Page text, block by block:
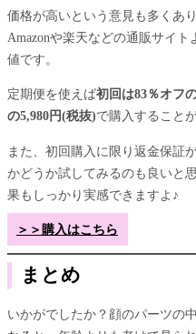
価格が高いという意見も多くあ
Amazonや楽天などの通販サイ
値です。
定期便を使えば初回は83％オフ
の5,980円(税抜)で購入すること
また、初回購入に限り返金保証
かどうか試してみるのも良いと
果もしっかり実感できますよ♪
＞＞購入はこちら
まとめ
いかがでしたか？顔のパーツの